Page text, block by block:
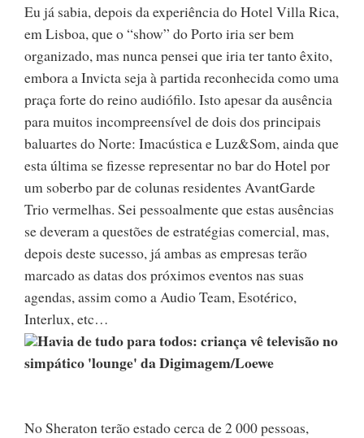
Eu já sabia, depois da experiência do Hotel Villa Rica,
em Lisboa, que o “show” do Porto iria ser bem
organizado, mas nunca pensei que iria ter tanto êxito,
embora a Invicta seja à partida reconhecida como uma
praça forte do reino audiófilo. Isto apesar da ausência
para muitos incompreensível de dois dos principais
baluartes do Norte: Imacústica e Luz&Som, ainda que
esta última se fizesse representar no bar do Hotel por
um soberbo par de colunas residentes AvantGarde
Trio vermelhas. Sei pessoalmente que estas ausências
se deveram a questões de estratégias comercial, mas,
depois deste sucesso, já ambas as empresas terão
marcado as datas dos próximos eventos nas suas
agendas, assim como a Audio Team, Esotérico,
Interlux, etc…
Havia de tudo para todos: criança vê televisão no
simpático 'lounge' da Digimagem/Loewe
No Sheraton terão estado cerca de 2 000 pessoas,